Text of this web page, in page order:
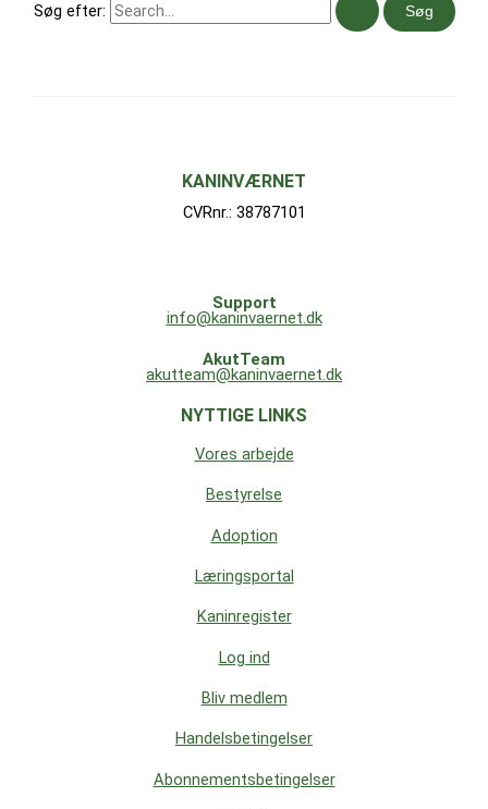
Søg efter:
KANINVÆRNET
CVRnr.: 38787101
Support
info@kaninvaernet.dk
AkutTeam
akutteam@kaninvaernet.dk
NYTTIGE LINKS
Vores arbejde
Bestyrelse
Adoption
Læringsportal
Kaninregister
Log ind
Bliv medlem
Handelsbetingelser
Abonnementsbetingelser